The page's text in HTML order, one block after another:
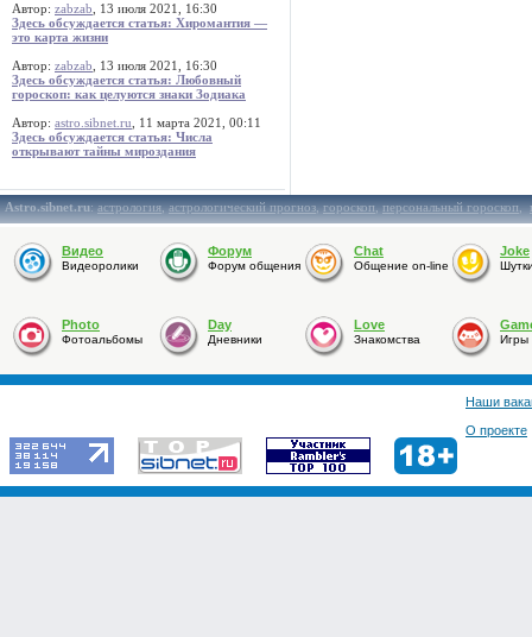
Автор: zabzab , 13 июля 2021, 16:30
Здесь обсуждается статья: Хиромантия —
это карта жизни
Автор: zabzab , 13 июля 2021, 16:30
Здесь обсуждается статья: Любовный
гороскоп: как целуются знаки Зодиака
Автор: astro.sibnet.ru , 11 марта 2021, 00:11
Здесь обсуждается статья: Числа
открывают тайны мироздания
Astro.sibnet.ru:астрология,астрологический прогноз,гороскоп,персональный гороскоп,
Видео
Видеоролики
Форум
Форум общения
Chat
Общение on-line
Joke
Photo
Фотоальбомы
Day
Дневники
Love
Знакомства Игры
Наши
О проекте